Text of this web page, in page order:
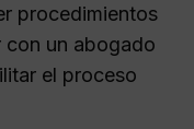
procedimientos
un abogado
el proceso